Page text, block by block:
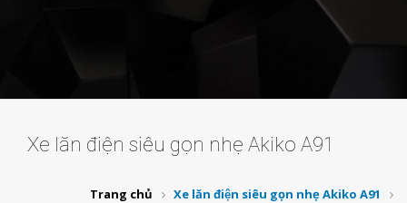
Xe lăn điện siêu gọn nhẹ Akiko A91
Trang chủ Xe lăn điện siêu gọn nhẹ Akiko A91